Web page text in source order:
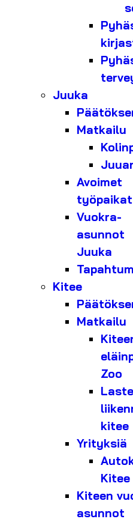
Juuka
Matkailu
Avoimet
työpaikat
Vuokra-
asunnot
Juuka
Kitee
Matkailu
Zoo
kitee
Yrityksiä
Kitee
Kiteen
asunnot